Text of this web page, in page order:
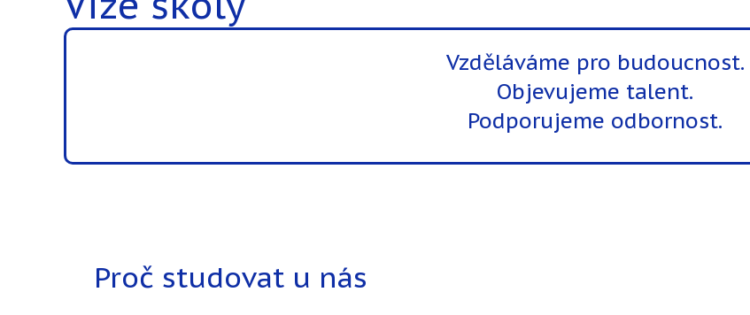
Vzděláváme pro budoucnost.
Objevujeme talent.
Podporujeme odbornost.
Proč studovat u nás